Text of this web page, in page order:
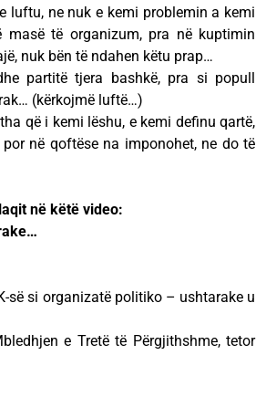
luftu, ne nuk e kemi problemin a kemi
të organizum, pra në kuptimin
nuk bën të ndahen këtu prap…
partitë tjera bashkë, pra si popull
(kërkojmë luftë…)
që i kemi lëshu, e kemi definu qartë,
në qoftëse na imponohet, ne do të
në këtë video:
së si organizatë politiko – ushtarake u
e Tretë të Përgjithshme, tetor